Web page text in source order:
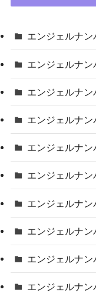
エンジェルナ
エンジェルナ
エンジェルナン
エンジェルナン
エンジェルナン
エンジェルナン
エンジェルナ
エンジェルナン
エンジェルナン
エンジェルナン